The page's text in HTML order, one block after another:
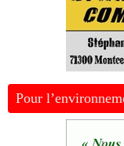
Pour